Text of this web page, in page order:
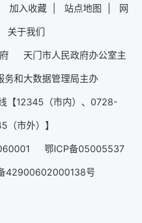
加入收藏 站点地图
网
关于我们
府 天门市人民政府办公室主
和大数据管理局主办
【12345（市内）、0728-
（市外）】
鄂ICP备05005537
号